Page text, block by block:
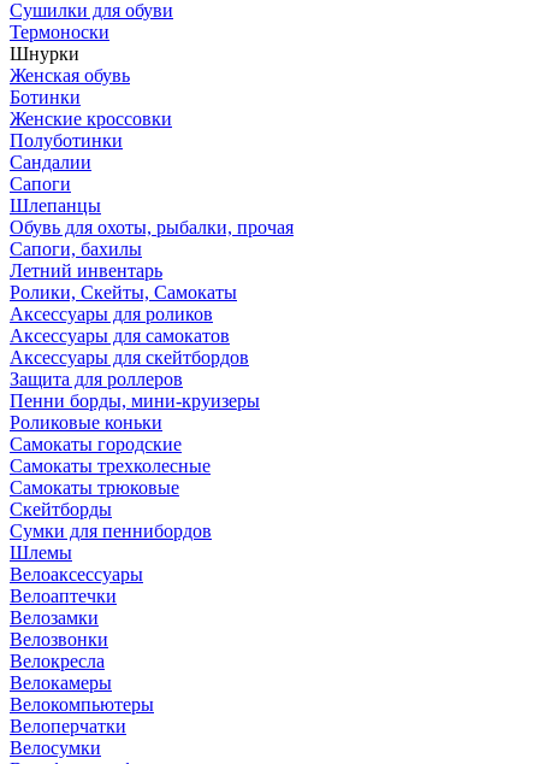
Сушилки для обуви
Термоноски
Шнурки
Женская обувь
Ботинки
Женские кроссовки
Полуботинки
Сандалии
Сапоги
Шлепанцы
Обувь для охоты, рыбалки, прочая
Сапоги, бахилы
Летний инвентарь
Ролики, Скейты, Самокаты
Аксессуары для роликов
Аксессуары для самокатов
Аксессуары для скейтбордов
Защита для роллеров
Пенни борды, мини-круизеры
Роликовые коньки
Самокаты городские
Самокаты трехколесные
Самокаты трюковые
Скейтборды
Сумки для пеннибордов
Шлемы
Велоаксессуары
Велоаптечки
Велозамки
Велозвонки
Велокресла
Велокамеры
Велокомпьютеры
Велоперчатки
Велосумки